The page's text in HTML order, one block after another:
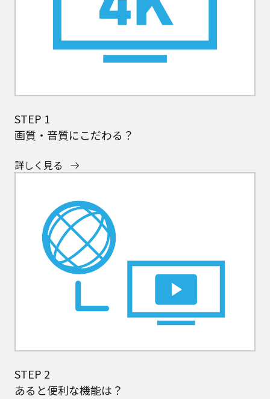
STEP 1
画質・音質にこだわる？
詳しく見る
STEP 2
あると便利な機能は？